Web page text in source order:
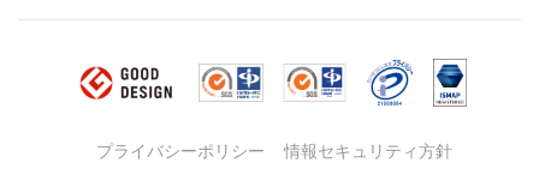
プライバシーポリシー 情報セキュリティ方針